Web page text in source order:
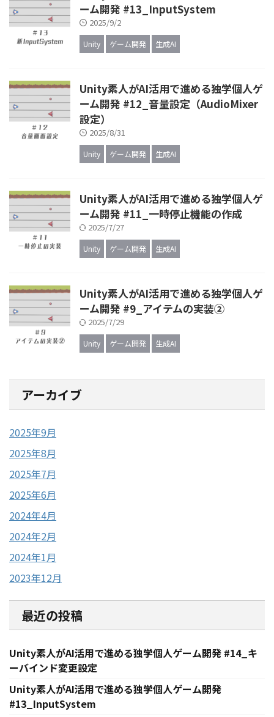
ーム開発 #13_InputSystem
2025/9/2
Unity ゲーム開発 生成AI
Unity素人がAI活用で進める独学個人ゲ
ーム開発 #12_音量設定（AudioMixer
設定）
2025/8/31
Unity ゲーム開発 生成AI
Unity素人がAI活用で進める独学個人ゲ
ーム開発 #11_一時停止機能の作成
2025/7/27
Unity ゲーム開発 生成AI
Unity素人がAI活用で進める独学個人ゲ
ーム開発 #9_アイテムの実装②
2025/7/29
Unity ゲーム開発 生成AI
アーカイブ
2025年9月
2025年8月
2025年7月
2025年6月
2024年4月
2024年2月
2024年1月
2023年12月
最近の投稿
Unity素人がAI活用で進める独学個人ゲーム開発 #14_キ
ーバインド変更設定
Unity素人がAI活用で進める独学個人ゲーム開発
#13_InputSystem